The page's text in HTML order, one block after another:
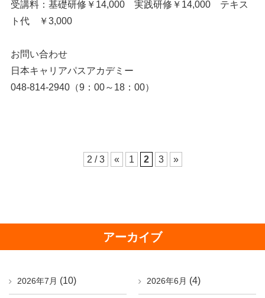
受講料：基礎研修￥14,000 実践研修￥14,000 テキス
ト代 ￥3,000
お問い合わせ
日本キャリアパスアカデミー
048-814-2940（9：00～18：00）
2 / 3 « 1 2 3 »
アーカイブ
2026年7月 (10) 2026年6月 (4)